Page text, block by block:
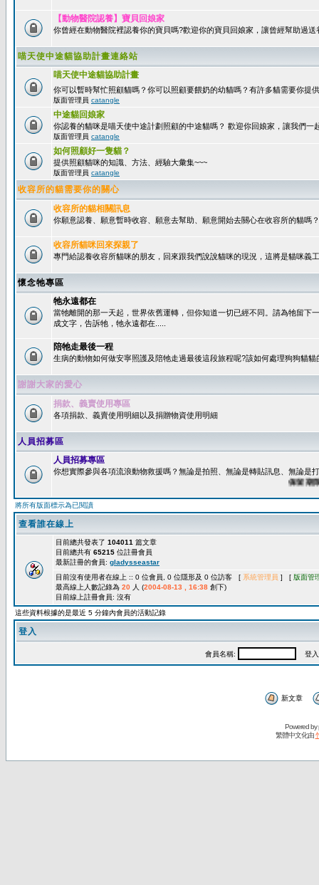
【動物醫院認養】寶貝回娘家
你曾經在動物醫院裡認養你的寶貝嗎?歡迎你的寶貝回娘家，讓曾經幫助過
喵天使中途貓協助計畫連絡站
喵天使中途貓協助計畫
你可以暫時幫忙照顧貓嗎？你可以照顧要餵奶的幼貓嗎？有許多貓需要你提
版面管理員 catangle
中途貓回娘家
你認養的貓咪是喵天使中途計劃照顧的中途貓嗎？ 歡迎你回娘家，讓我們一
版面管理員 catangle
如何照顧好一隻貓？
提供照顧貓咪的知識、方法、經驗大彙集~~~
版面管理員 catangle
收容所的貓需要你的關心
收容所的貓相關訊息
你願意認養、願意暫時收容、願意去幫助、願意開始去關心在收容所的貓嗎？
收容所貓咪回來探親了
專門給認養收容所貓咪的朋友，回來跟我們說說貓咪的現況，這將是貓咪義
懷念牠專區
牠永遠都在
當牠離開的那一天起，世界依舊運轉，但你知道一切已經不同。請為牠留下
成文字，告訴牠，牠永遠都在.....
陪牠走最後一程
生病的動物如何做安寧照護及陪牠走過最後這段旅程呢?該如何處理狗狗貓貓
謝謝大家的愛心
捐款、義賣使用專區
各項捐款、義賣使用明細以及捐贈物資使用明細
人員招募區
人員招募專區
你想實際參與各項流浪動物救援嗎？無論是拍照、無論是轉貼訊息、無論是
保留期限：
將所有版面標示為已閱讀
查看誰在線上
目前總共發表了 104011 篇文章
目前總共有 65215 位註冊會員
最新註冊的會員: gladysseastar
目前沒有使用者在線上 :: 0 位會員, 0 位隱形及 0 位訪客 [ 系統管理員 ] [ 版面管
最高線上人數記錄為 20 人 (2004-08-13 , 16:38 創下)
目前線上註冊會員: 沒有
這些資料根據的是最近 5 分鐘內會員的活動記錄
登入
會員名稱: 登入
新文章
Powered by
繁體中文化由